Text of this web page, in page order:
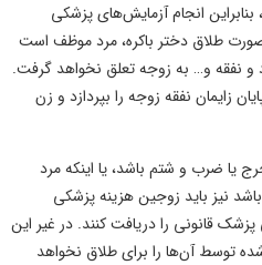
انجام آزمایش‌های پزشکی
طلاق دختر باکره، مرد موظف است
و نفقه و… به زوجه تعلق نخواهد گرفت.
زایمان نفقه زوجه را بپردازد و زن
یا ضرب و شتم باشد، یا اینکه مرد
نیز باید زوجین هزینه پزشکی
قانونی را دریافت کنند. در غیر این
توسط آن‌ها را برای طلاق نخواهد